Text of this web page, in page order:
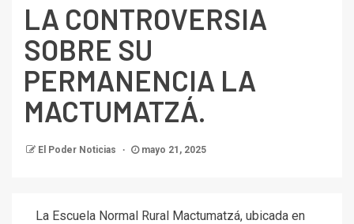
LA CONTROVERSIA
SOBRE SU
PERMANENCIA LA
MACTUMATZÁ.
El Poder Noticias mayo 21, 2025
La Escuela Normal Rural Mactumatzá, ubicada en